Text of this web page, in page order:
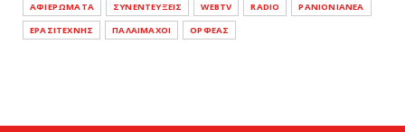
ΑΦΙΕΡΩΜΑΤΑ ΣΥΝΕΝΤΕΥΞΕΙΣ WEBTV RADIO
PANIONIANEA
ΕΡΑΣΙΤΕΧΝΗΣ
ΠΑΛΑΙΜΑΧΟΙ ΟΡΦΕΑΣ